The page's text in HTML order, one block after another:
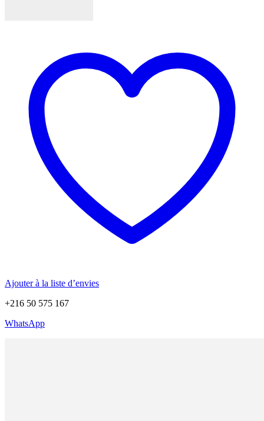
Ajouter à la liste d’envies
+216 50 575 167
WhatsApp